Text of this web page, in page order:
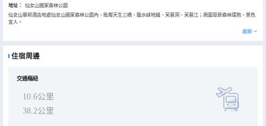
地址：
仙女山國家森林公園
仙女山華邦酒店地處仙女山國家森林公園內，毗鄰天生三橋、龍水峽地縫、芙蓉洞、芙蓉江；周圍草原森林環抱，景色
宜人。
這裏是一家非物質文化遺產主題酒店，秉承“非遺之中，歡樂之間”的理念，提供充滿歡樂的休閒度假氛圍和具有濃濃生
活氣息的非遺文化感受。酒店設計親近自然，與四周茫茫的草原山色融為一體；裝飾極具現代古典風格，豪華且大氣，
酒店可處處感受到歡樂的氛圍，孩子可在酒店內的華邦萌寵樂園體驗野趣的遊玩，接受馬術的薰陶，並近距離與羊駝等
多餐飲和休閒設施，提供中餐、西餐和原生態燒烤服務，提供影視廳、網球場和音樂吧等服務，讓你的度假生活豐富多
展開
住宿周邊
交通樞紐
10.6公里
38.2公里